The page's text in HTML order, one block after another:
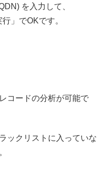
を入力して、
」でOKです。
コードの分析が可能で
ックリストに入っていな